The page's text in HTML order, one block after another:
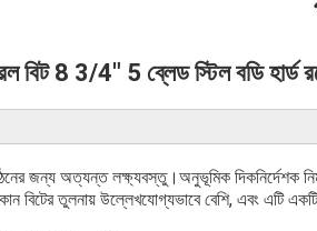
বিট 8 3/4" 5 ব্লেড স্টিল বডি হার্ড
জন্য অত্যন্ত লক্ষ্যবস্তু।অনুভূমিক দিকনির্দেশক
বিটের তুলনায় উল্লেখযোগ্যভাবে বেশি, এবং এটি